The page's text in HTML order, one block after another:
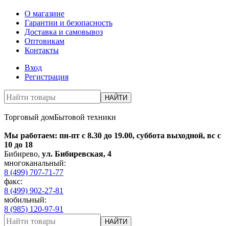
О магазине
Гарантии и безопасность
Доставка и самовывоз
Оптовикам
Контакты
Вход
Регистрация
НАЙТИ
Торговый домБытовой техники
Мы работаем: пн-пт с 8.30 до 19.00, суббота выходной, вс с
10 до 18
Бибирево, ул. Бибиревская, 4
многоканальный:
8 (499) 707-71-77
факс:
8 (499) 902-27-81
мобильный:
8 (985) 120-97-91
НАЙТИ